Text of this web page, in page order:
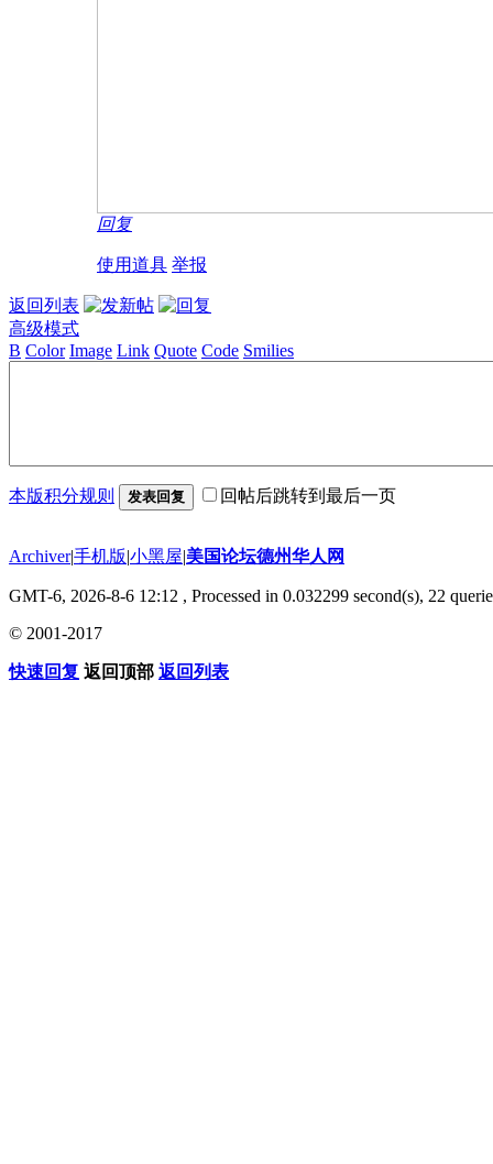
回复
使用道具 举报
返回列表
高级模式
B Color Image Link Quote Code Smilies
本版积分规则 发表回复 回帖后跳转到最后一页
Archiver|手机版|小黑屋|美国论坛德州华人网
GMT-6, 2026-8-6 12:12 , Processed in 0.032299 second(s), 22
© 2001-2017
快速回复 返回顶部 返回列表